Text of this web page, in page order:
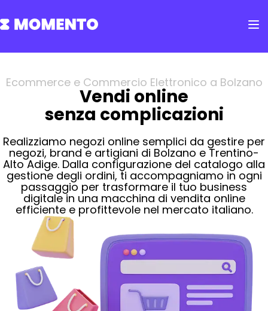
Ecommerce e Commercio Elettronico a Bolzano
Vendi online
senza complicazioni
Realizziamo negozi online semplici da gestire per
negozi, brand e artigiani di Bolzano e Trentino-
Alto Adige. Dalla configurazione del catalogo alla
gestione degli ordini, ti accompagniamo in ogni
passaggio per trasformare il tuo business
digitale in una macchina di vendita online
efficiente e profittevole nel mercato italiano.